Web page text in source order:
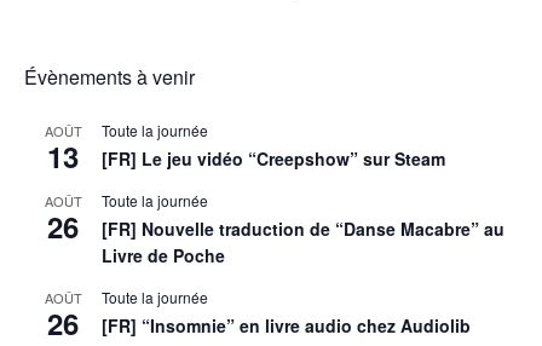
Évènements à venir
AOÛT
13
Toute la journée
[FR] Le jeu vidéo “Creepshow” sur Steam
AOÛT
26
Toute la journée
[FR] Nouvelle traduction de “Danse Macabre” au
Livre de Poche
AOÛT
26
Toute la journée
[FR] “Insomnie” en livre audio chez Audiolib